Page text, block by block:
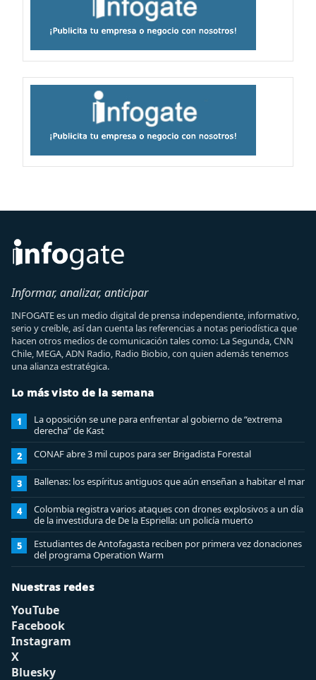
Informar, analizar, anticipar
INFOGATE es un medio digital de prensa independiente, informativo,
serio y creíble, así dan cuenta las referencias a notas periodística que
hacen otros medios de comunicación tales como: La Segunda, CNN
Chile, MEGA, ADN Radio, Radio Biobio, con quien además tenemos
una alianza estratégica.
Lo más visto de la semana
1
La oposición se une para enfrentar al gobierno de “extrema
derecha” de Kast
2 CONAF abre 3 mil cupos para ser Brigadista Forestal
3 Ballenas: los espíritus antiguos que aún enseñan a habitar el mar
4
Colombia registra varios ataques con drones explosivos a un día
de la investidura de De la Espriella: un policía muerto
5
Estudiantes de Antofagasta reciben por primera vez donaciones
del programa Operation Warm
Nuestras redes
YouTube
Facebook
Instagram
X
Bluesky